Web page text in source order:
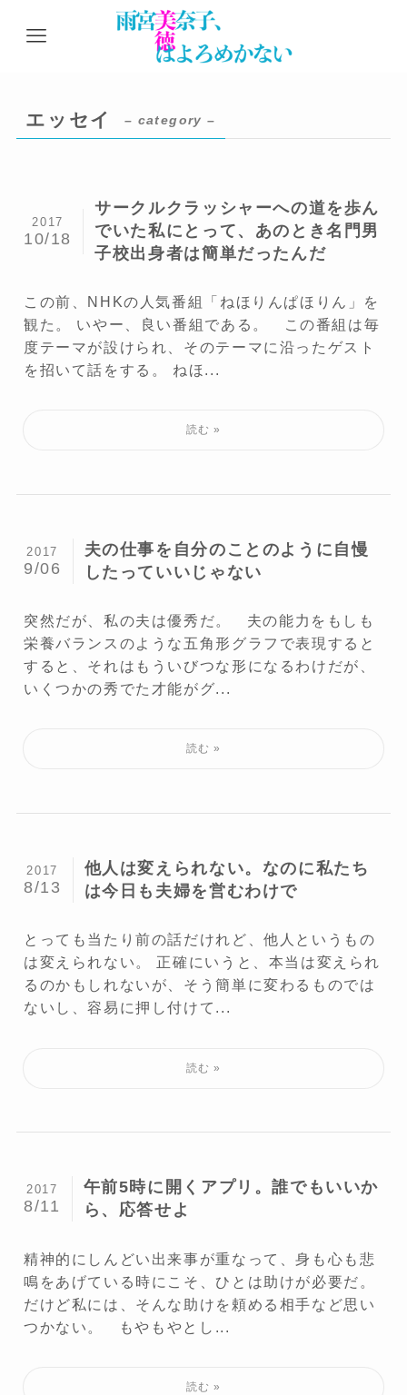
エッセイ – category –
サークルクラッシャーへの道を歩ん
でいた私にとって、あのとき名門男
子校出身者は簡単だったんだ
2017
10/18
この前、NHKの人気番組「ねほりんぱほりん」を
観た。 いやー、良い番組である。 この番組は毎
度テーマが設けられ、そのテーマに沿ったゲスト
を招いて話をする。 ねほ...
夫の仕事を自分のことのように自慢
したっていいじゃない
2017
9/06
突然だが、私の夫は優秀だ。 夫の能力をもしも
栄養バランスのような五角形グラフで表現すると
すると、それはもういびつな形になるわけだが、
いくつかの秀でた才能がグ...
他人は変えられない。なのに私たち
は今日も夫婦を営むわけで
2017
8/13
とっても当たり前の話だけれど、他人というもの
は変えられない。 正確にいうと、本当は変えられ
るのかもしれないが、そう簡単に変わるものでは
ないし、容易に押し付けて...
午前5時に開くアプリ。誰でもいいか
ら、応答せよ
2017
8/11
精神的にしんどい出来事が重なって、身も心も悲
鳴をあげている時にこそ、ひとは助けが必要だ。
だけど私には、そんな助けを頼める相手など思い
つかない。 もやもやとし...